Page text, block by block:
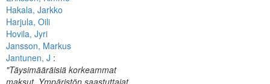
Hakala, Jarkko
Harjula, Oili
Hovila, Jyri
Jansson, Markus
Jantunen, J :
"Täysimääräisiä korkeammat
maksut. Ympäristön saastuttajat